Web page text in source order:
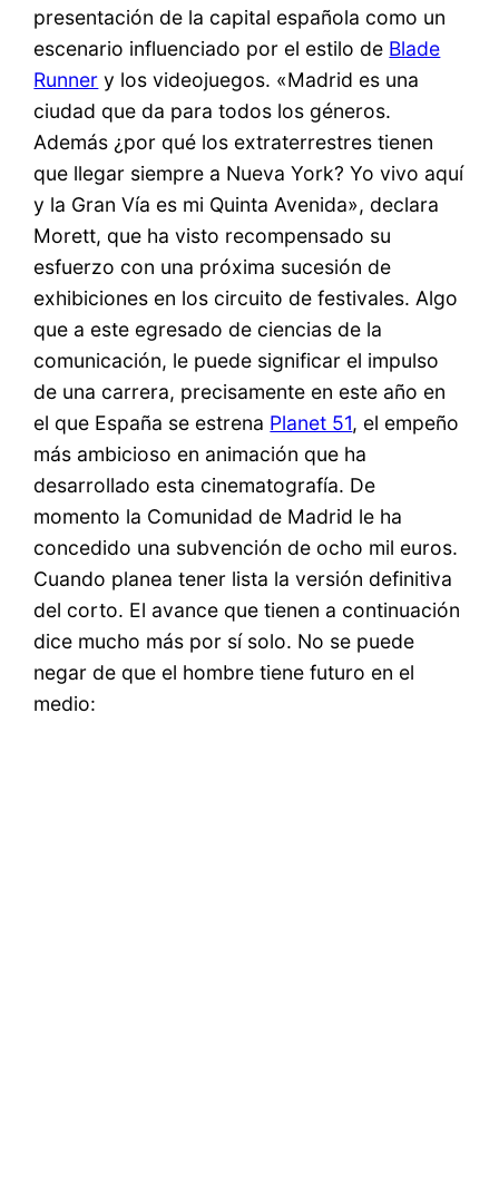
presentación de la capital española como un
escenario influenciado por el estilo de Blade
Runner y los videojuegos. «Madrid es una
ciudad que da para todos los géneros.
Además ¿por qué los extraterrestres tienen
que llegar siempre a Nueva York? Yo vivo aquí
y la Gran Vía es mi Quinta Avenida», declara
Morett, que ha visto recompensado su
esfuerzo con una próxima sucesión de
exhibiciones en los circuito de festivales. Algo
que a este egresado de ciencias de la
comunicación, le puede significar el impulso
de una carrera, precisamente en este año en
el que España se estrena Planet 51, el empeño
más ambicioso en animación que ha
desarrollado esta cinematografía. De
momento la Comunidad de Madrid le ha
concedido una subvención de ocho mil euros.
Cuando planea tener lista la versión definitiva
del corto. El avance que tienen a continuación
dice mucho más por sí solo. No se puede
negar de que el hombre tiene futuro en el
medio: